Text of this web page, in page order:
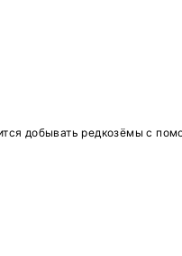
добывать редкозёмы с